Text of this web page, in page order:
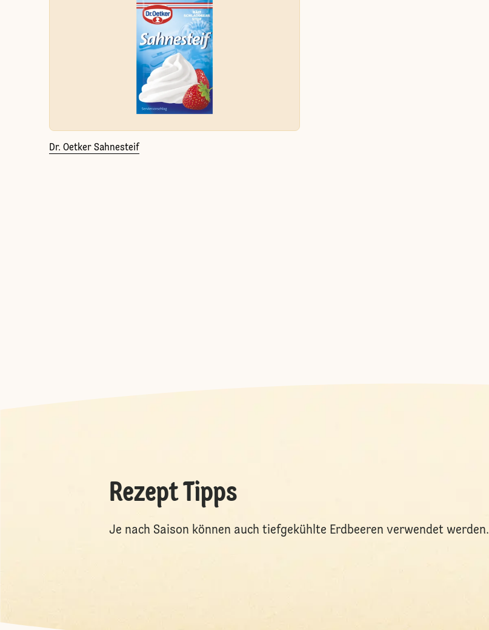
Dr. Oetker Sahnesteif
Rezept Tipps
Je nach Saison können auch tiefgekühlte Erdbeeren verwendet werden.